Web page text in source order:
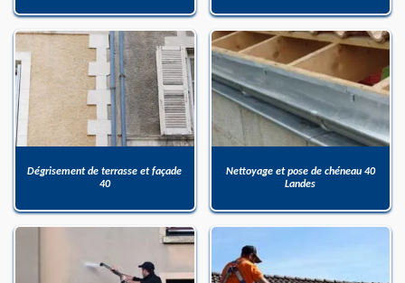
Dégrisement de terrasse et façade
40
Nettoyage et pose de chéneau 40
Landes